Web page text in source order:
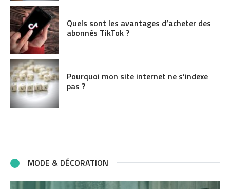
Quels sont les avantages d’acheter des
abonnés TikTok ?
Pourquoi mon site internet ne s’indexe
pas ?
MODE & DÉCORATION